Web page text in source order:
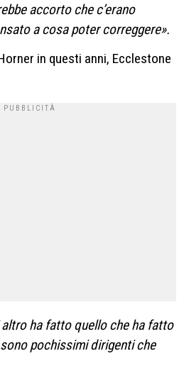
accorto che c’erano
a cosa poter correggere».
in questi anni, Ecclestone
altro ha fatto quello che ha fatto
pochissimi dirigenti che